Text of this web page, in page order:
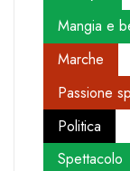
Mangia e
Marche
Passione
Politica
Spettacolo